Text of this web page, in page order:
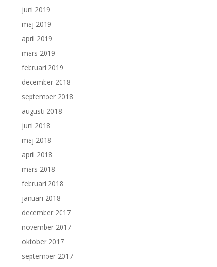
juni 2019
maj 2019
april 2019
mars 2019
februari 2019
december 2018
september 2018
augusti 2018
juni 2018
maj 2018
april 2018
mars 2018
februari 2018
januari 2018
december 2017
november 2017
oktober 2017
september 2017